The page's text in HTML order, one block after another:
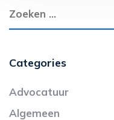
Categories
Advocatuur
Algemeen